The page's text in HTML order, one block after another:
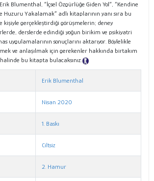
Blumenthal, “İçsel Özgürlüğe Giden Yol”, “Kendine
Huzuru Yakalamak” adlı kitaplarının yanı sıra bu
kişiyle gerçekleştirdiği görüşmelerin; deney
derslerde edindiği yoğun birikim ve psikiyatri
uygulamalarının sonuçlarını aktarıyor. Böylelikle
ve anlaşılmak için gerekenler hakkında birtakım
bu kitapta bulacaksınız.
Erik Blumenthal
Nisan 2020
1. Baskı
Ciltsiz
2. Hamur